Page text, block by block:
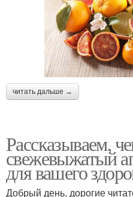
читать дальше →
Рассказываем,
свежевыжатый
для вашего
Добрый день, дорогие